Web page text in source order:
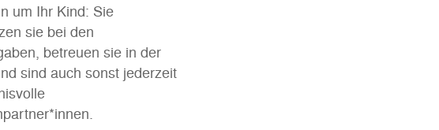
um Ihr Kind: Sie
sie bei den
betreuen sie in der
sind auch sonst jederzeit